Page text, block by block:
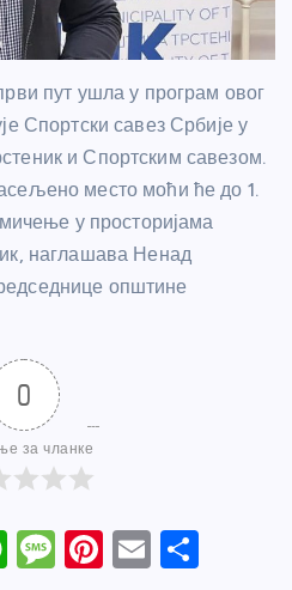
пут ушла у програм овог
Спортски савез Србије у
и Спортским савезом.
место моћи ће до 1.
у просторијама
наглашава Ненад
општине
0
за чланке
W M
Pi
E